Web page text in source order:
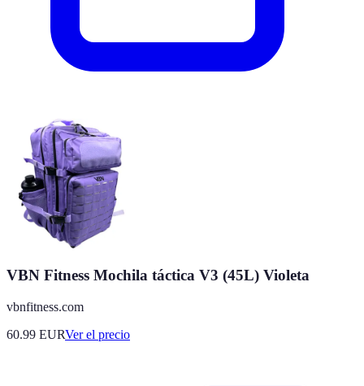
VBN Fitness Mochila táctica V3 (45L) Violeta
vbnfitness.com
60.99 EURVer el precio